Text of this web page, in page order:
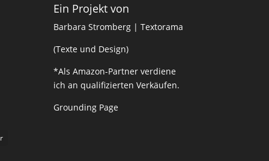
Ein Projekt von
Barbara Stromberg | Textorama
(Texte und Design)
*Als Amazon-Partner verdiene
ich an qualifizierten Verkäufen.
Grounding Page